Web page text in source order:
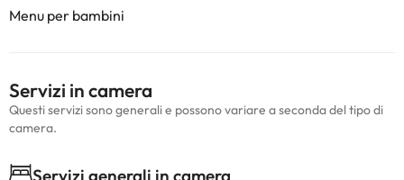
Menu per bambini
Servizi in camera
Questi servizi sono generali e possono variare a seconda del tipo di
camera.
Servizi generali in camera